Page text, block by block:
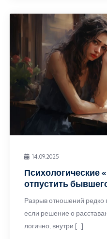
14.09.2025
отпустить
Разрыв отношений редко
если решение о
логично, внутри […]